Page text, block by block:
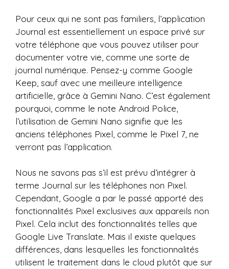
Pour ceux qui ne sont pas familiers, l’application
Journal est essentiellement un espace privé sur
votre téléphone que vous pouvez utiliser pour
documenter votre vie, comme une sorte de
journal numérique. Pensez-y comme Google
Keep, sauf avec une meilleure intelligence
artificielle, grâce à Gemini Nano. C’est également
pourquoi, comme le note Android Police,
l’utilisation de Gemini Nano signifie que les
anciens téléphones Pixel, comme le Pixel 7, ne
verront pas l’application.
Nous ne savons pas s’il est prévu d’intégrer à
terme Journal sur les téléphones non Pixel.
Cependant, Google a par le passé apporté des
fonctionnalités Pixel exclusives aux appareils non
Pixel. Cela inclut des fonctionnalités telles que
Google Live Translate. Mais il existe quelques
différences, dans lesquelles les fonctionnalités
utilisent le traitement dans le cloud plutôt que sur